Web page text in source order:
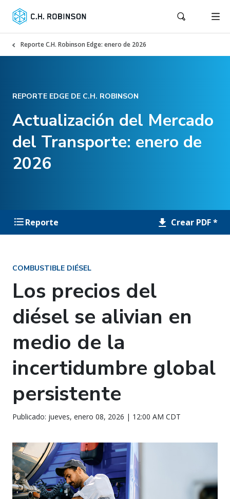
Reporte C.H. Robinson Edge: enero de 2026
REPORTE EDGE DE C.H. ROBINSON
Actualización del Mercado
del Transporte: enero de
2026
Reporte Crear PDF *
COMBUSTIBLE DIÉSEL
Los precios del
diésel se alivian en
medio de la
incertidumbre global
persistente
Publicado: jueves, enero 08, 2026 | 12:00 AM CDT